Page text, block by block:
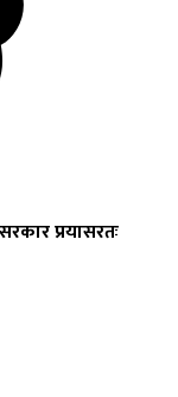
प्रयासरतः